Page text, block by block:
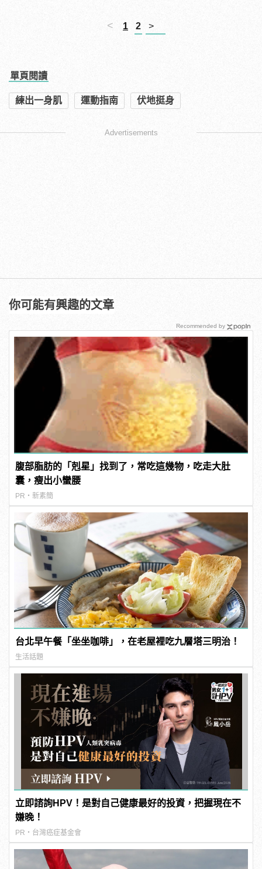
< 1 2 >
單頁閱讀
練出一身肌 運動指南 伏地挺身
Advertisements
你可能有興趣的文章
腹部脂肪的「剋星」找到了，常吃這幾物，吃走大肚
囊，瘦出小蠻腰
PR・新素簡
台北早午餐「坐坐咖啡」，在老屋裡吃九層塔三明治！
生活話題
立即諮詢HPV！是對自己健康最好的投資，把握現在不
嫌晚！
PR・台灣癌症基金會
Recommended by